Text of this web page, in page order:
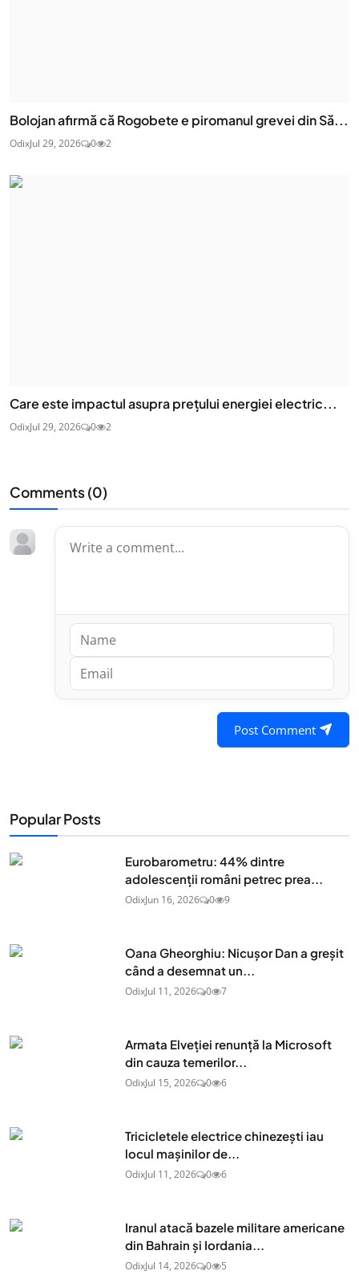
Bolojan afirmă că Rogobete e piromanul grevei din Să...
OdixJul 29, 2026 0 2
Care este impactul asupra prețului energiei electric...
OdixJul 29, 2026 0 2
Comments (0)
Post Comment
Popular Posts
Eurobarometru: 44% dintre
adolescenţii români petrec prea...
OdixJun 16, 2026 0 9
Oana Gheorghiu: Nicușor Dan a greșit
când a desemnat un...
OdixJul 11, 2026 0 7
Armata Elveției renunță la Microsoft
din cauza temerilor...
OdixJul 15, 2026 0 6
Tricicletele electrice chinezești iau
locul mașinilor de...
OdixJul 11, 2026 0 6
Iranul atacă bazele militare americane
din Bahrain și Iordania...
OdixJul 14, 2026 0 5